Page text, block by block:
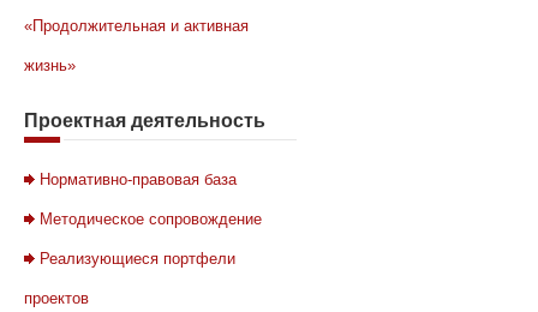
«Продолжительная и активная
жизнь»
Проектная деятельность
Нормативно-правовая база
Методическое сопровождение
Реализующиеся портфели
проектов